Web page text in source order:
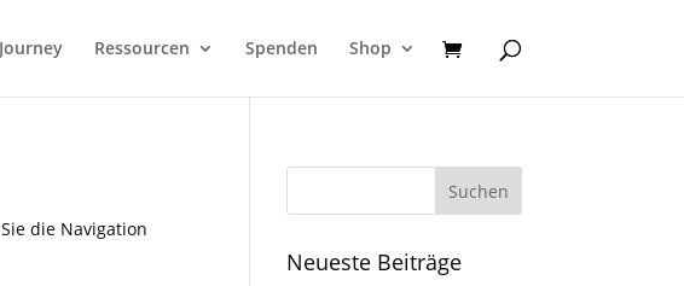
Ressourcen Spenden Shop
die Navigation
Neueste Beiträge